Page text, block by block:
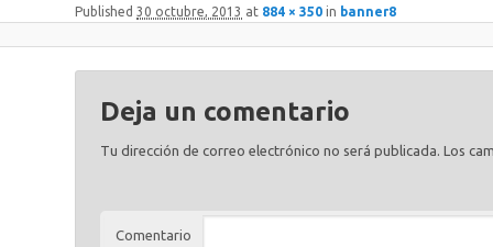
Published30 octubre, 2013 at 884 × 350 in banner8
Deja un comentario
Tu dirección de correo electrónico no será publicada. Los
Comentario